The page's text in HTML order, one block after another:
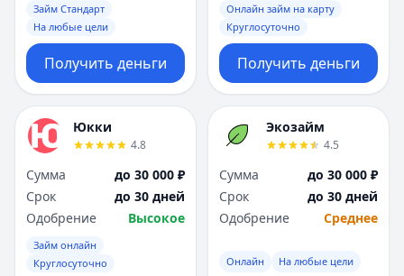
Займ Стандарт
На любые цели
Получить деньги
Онлайн займ на карту
Круглосуточно
Получить деньги
Юкки
4.8
Сумма
до 30 000 ₽
Срок
до 30 дней
Одобрение
Высокое
Займ онлайн
Круглосуточно
Экозайм
4.5
Сумма
до 30 000 ₽
Срок
до 30 дней
Одобрение
Среднее
Онлайн На любые цели